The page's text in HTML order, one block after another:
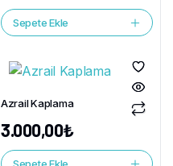
Sepete Ekle
Azrail Kaplama
3.000,00₺